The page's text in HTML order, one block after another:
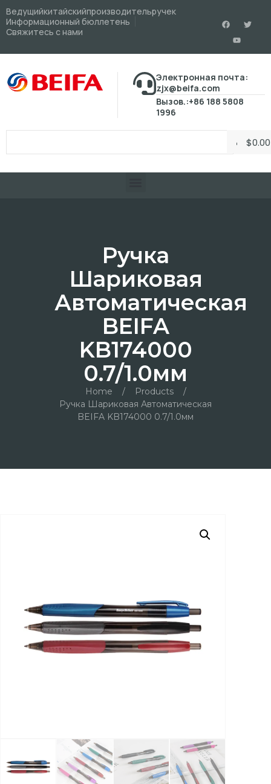
Ведущийкитайскийпроизводительручек
Информационный бюллетень
Свяжитесь с нами
Электронная почта:
zjx@beifa.com
Вызов.:+86 188 5808
1996
$0.00
Ручка
Шариковая
Автоматическая
BEIFA
KB174000
0.7/1.0мм
Home / Products
/
Ручка Шариковая Автоматическая
BEIFA KB174000 0.7/1.0мм